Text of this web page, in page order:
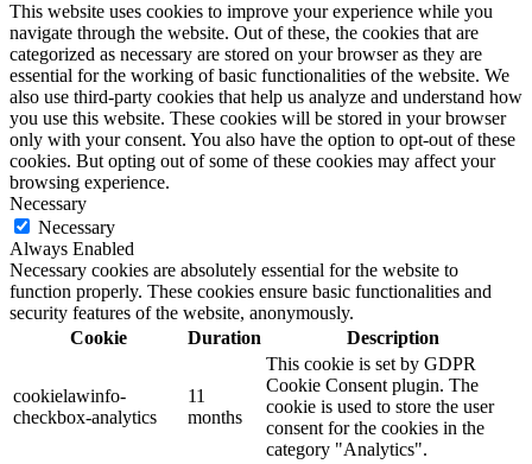
This website uses cookies to improve your experience while you
navigate through the website. Out of these, the cookies that are
categorized as necessary are stored on your browser as they are
essential for the working of basic functionalities of the website. We
also use third-party cookies that help us analyze and understand how
you use this website. These cookies will be stored in your browser
only with your consent. You also have the option to opt-out of these
cookies. But opting out of some of these cookies may affect your
browsing experience.
Necessary
Necessary
Always Enabled
Necessary cookies are absolutely essential for the website to
function properly. These cookies ensure basic functionalities and
security features of the website, anonymously.
Cookie
Duration Description
cookielawinfo-
checkbox-analytics
11
months
This cookie is set by GDPR
Cookie Consent plugin. The
cookie is used to store the user
consent for the cookies in the
category "Analytics".